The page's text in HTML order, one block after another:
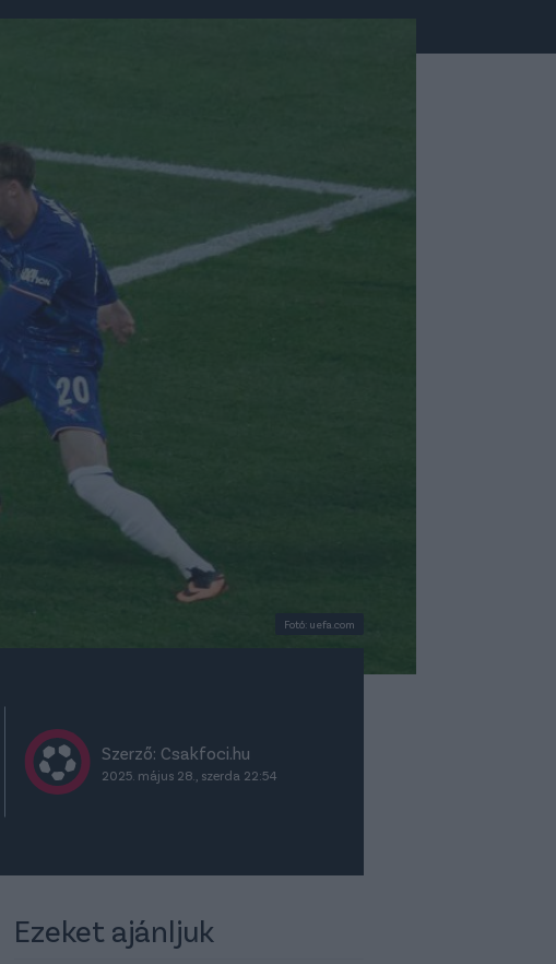
Fotó: uefa.com
Szerző: Csakfoci.hu
2025. május 28., szerda 22:54
Ezeket ajánljuk